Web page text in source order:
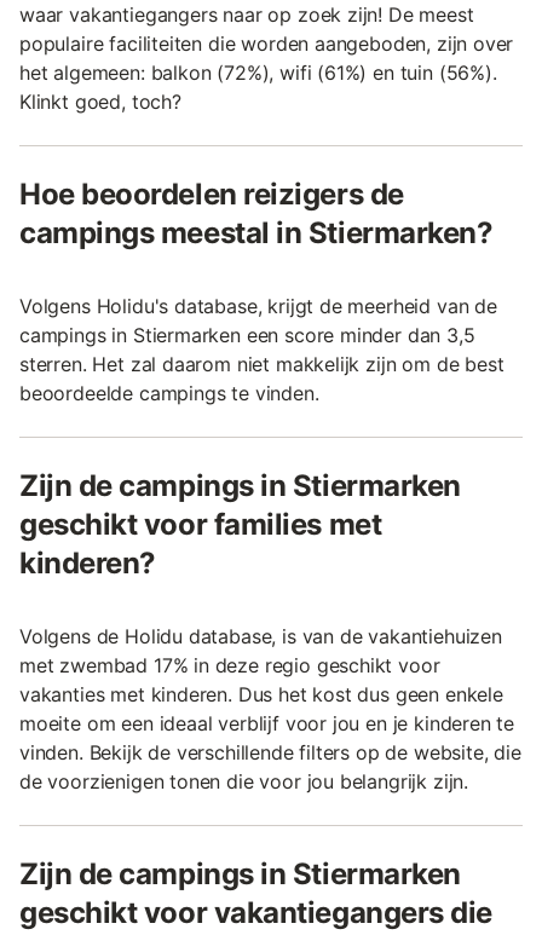
waar vakantiegangers naar op zoek zijn! De meest
populaire faciliteiten die worden aangeboden, zijn over
het algemeen: balkon (72%), wifi (61%) en tuin (56%).
Klinkt goed, toch?
Hoe beoordelen reizigers de
campings meestal in Stiermarken?
Volgens Holidu's database, krijgt de meerheid van de
campings in Stiermarken een score minder dan 3,5
sterren. Het zal daarom niet makkelijk zijn om de best
beoordeelde campings te vinden.
Zijn de campings in Stiermarken
geschikt voor families met
kinderen?
Volgens de Holidu database, is van de vakantiehuizen
met zwembad 17% in deze regio geschikt voor
vakanties met kinderen. Dus het kost dus geen enkele
moeite om een ideaal verblijf voor jou en je kinderen te
vinden. Bekijk de verschillende filters op de website, die
de voorzienigen tonen die voor jou belangrijk zijn.
Zijn de campings in Stiermarken
geschikt voor vakantiegangers die